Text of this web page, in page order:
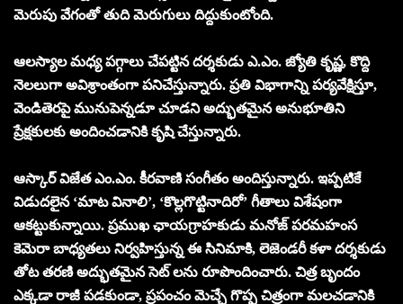
మెరుపు వేగంతో తుది మెరుగులు దిద్దుకుంటోంది.
ఆలస్యాల మధ్య పగ్గాలు చేపట్టిన దర్శకుడు ఎ.ఎం. జ్యోతి కృష్ణ, కొద్ది
నెలలుగా అవిశ్రాంతంగా పనిచేస్తున్నారు. ప్రతి విభాగాన్ని పర్యవేక్షిస్తూ,
వెండితెరపై మునుపెన్నడూ చూడని అద్భుతమైన అనుభూతిని
ప్రేక్షకులకు అందించడానికి కృషి చేస్తున్నారు.
ఆస్కార్ విజేత ఎం.ఎం. కీరవాణి సంగీతం అందిస్తున్నారు. ఇప్పటికే
విడుదలైన ‘మాట వినాలి’, ‘కొల్లగొట్టినాదిరో’ గీతాలు విశేషంగా
ఆకట్టుకున్నాయి. ప్రముఖ ఛాయగ్రాహకుడు మనోజ్ పరమహంస
కెమెరా బాధ్యతలు నిర్వహిస్తున్న ఈ సినిమాకి, లెజెండరీ కళా దర్శకుడు
తోట తరణి అద్భుతమైన సెట్ లను రూపొందించారు. చిత్ర బృందం
ఎక్కడా రాజీ పడకుండా, ప్రపంచం మెచ్చే గొప్ప చిత్రంగా మలచడానికి